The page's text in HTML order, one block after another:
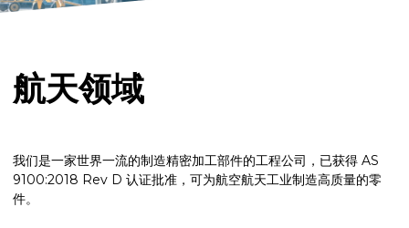
航天领域
我们是一家世界一流的制造精密加工部件的工程公司，已获得 AS
9100:2018 Rev D 认证批准，可为航空航天工业制造高质量的零
件。